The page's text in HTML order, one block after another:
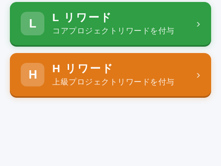
L L リワード
コアプロジェクトリワードを付与
›
H H リワード
上級プロジェクトリワードを付与
›